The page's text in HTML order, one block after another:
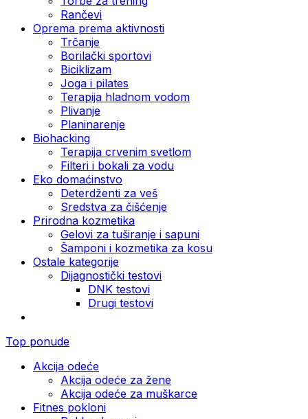
Rančevi
Oprema prema aktivnosti
Trčanje
Borilački sportovi
Biciklizam
Joga i pilates
Terapija hladnom vodom
Plivanje
Planinarenje
Biohacking
Terapija crvenim svetlom
Filteri i bokali za vodu
Eko domaćinstvo
Deterdženti za veš
Sredstva za čišćenje
Prirodna kozmetika
Gelovi za tuširanje i sapuni
Šamponi i kozmetika za kosu
Ostale kategorije
Dijagnostički testovi
DNK testovi
Drugi testovi
Top ponude
Akcija odeće
Akcija odeće za žene
Akcija odeće za muškarce
Fitnes pokloni